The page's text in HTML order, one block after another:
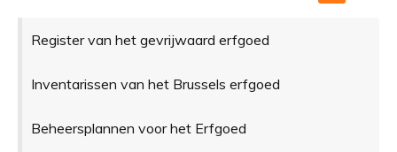
Register van het gevrijwaard erfgoed
Inventarissen van het Brussels erfgoed
Beheersplannen voor het Erfgoed